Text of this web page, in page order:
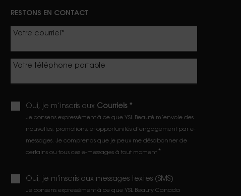
RESTONS EN CONTACT
Votre courriel *
Votre téléphone portable
Oui, je m’inscris aux Courriels *
Je consens expressément à ce que YSL Beauté m’envoie des
nouvelles, promotions, et opportunités d’engagement par e-
messages. Je comprends que je peux me désabonner de
certains ou tous ces e-messages à tout moment. *
Oui, je m'inscris aux messages textes (SMS)
Je consens expressément à ce que YSL Beauty Canada